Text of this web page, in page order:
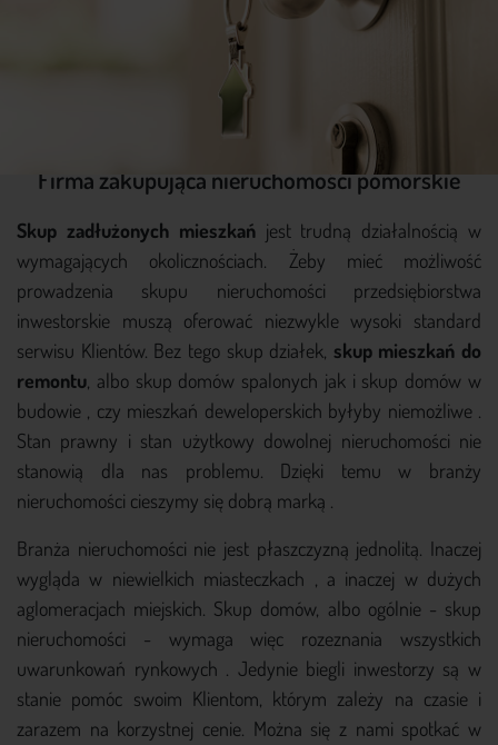
Firma zakupująca nieruchomości pomorskie
Skup zadłużonych mieszkań jest trudną działalnością w
wymagających okolicznościach. Żeby mieć możliwość
prowadzenia skupu nieruchomości przedsiębiorstwa
inwestorskie muszą oferować niezwykle wysoki standard
serwisu Klientów. Bez tego skup działek, skup mieszkań do
remontu , albo skup domów spalonych jak i skup domów w
budowie , czy mieszkań deweloperskich byłyby niemożliwe .
Stan prawny i stan użytkowy dowolnej nieruchomości nie
stanowią dla nas problemu. Dzięki temu w branży
nieruchomości cieszymy się dobrą marką .
Branża nieruchomości nie jest płaszczyzną jednolitą. Inaczej
wygląda w niewielkich miasteczkach , a inaczej w dużych
aglomeracjach miejskich. Skup domów, albo ogólnie - skup
nieruchomości - wymaga więc rozeznania wszystkich
uwarunkowań rynkowych . Jedynie biegli inwestorzy są w
stanie pomóc swoim Klientom, którym zależy na czasie i
zarazem na korzystnej cenie. Można się z nami spotkać w